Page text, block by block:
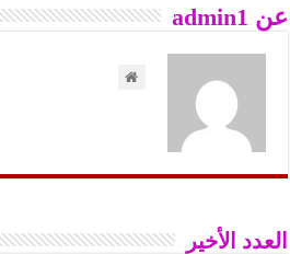
عن admin1
العدد الأخير